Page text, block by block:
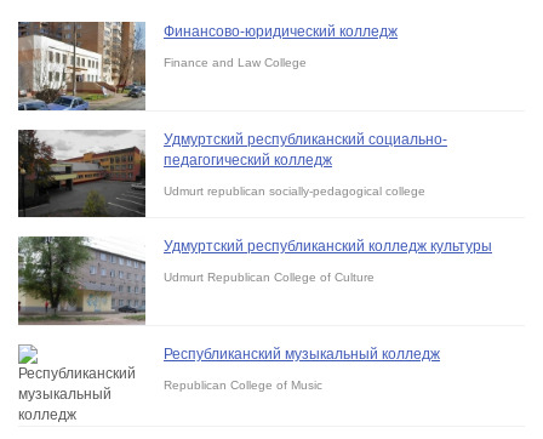
Финансово-юридический колледж
Finance and Law College
Удмуртский республиканский социально-
педагогический колледж
Udmurt republican socially-pedagogical college
Удмуртский республиканский колледж культуры
Udmurt Republican College of Culture
Республиканский музыкальный колледж
Republican College of Music